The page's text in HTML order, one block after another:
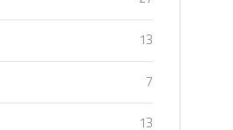
13
7
13